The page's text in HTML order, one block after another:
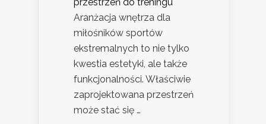
przestrzeń do treningu
Aranżacja wnętrza dla
miłośników sportów
ekstremalnych to nie tylko
kwestia estetyki, ale także
funkcjonalności. Właściwie
zaprojektowana przestrzeń
może stać się …